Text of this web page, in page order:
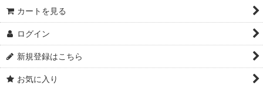
カートを見る
ログイン
新規登録はこちら
お気に入り